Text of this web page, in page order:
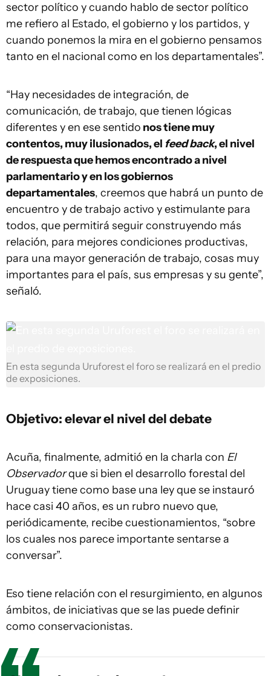
sector político y cuando hablo de sector político
me refiero al Estado, el gobierno y los partidos, y
cuando ponemos la mira en el gobierno pensamos
tanto en el nacional como en los departamentales”.
“Hay necesidades de integración, de
comunicación, de trabajo, que tienen lógicas
diferentes y en ese sentido nos tiene muy
contentos, muy ilusionados, el feed back, el nivel
de respuesta que hemos encontrado a nivel
parlamentario y en los gobiernos
departamentales, creemos que habrá un punto de
encuentro y de trabajo activo y estimulante para
todos, que permitirá seguir construyendo más
relación, para mejores condiciones productivas,
para una mayor generación de trabajo, cosas muy
importantes para el país, sus empresas y su gente”,
señaló.
En esta segunda Uruforest el foro se realizará en el predio
de exposiciones.
Objetivo: elevar el nivel del debate
Acuña, finalmente, admitió en la charla con El
Observadorque si bien el desarrollo forestal del
Uruguay tiene como base una ley que se instauró
hace casi 40 años, es un rubro nuevo que,
periódicamente, recibe cuestionamientos, “sobre
los cuales nos parece importante sentarse a
conversar”.
Eso tiene relación con el resurgimiento, en algunos
ámbitos, de iniciativas que se las puede definir
como conservacionistas.